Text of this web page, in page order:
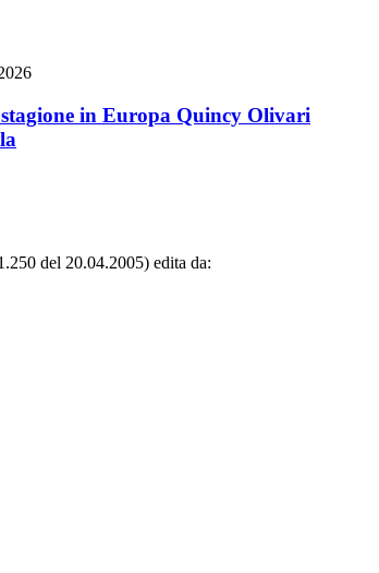
in Europa Quincy Olivari
del 20.04.2005) edita da: